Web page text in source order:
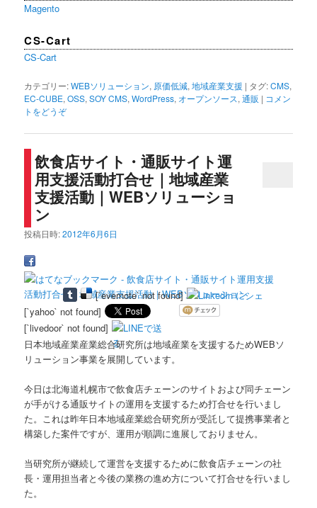
Magento
CS-Cart
CS-Cart
カテゴリー:WEBソリューション, 原価低減,地域産業支援 | タグ:CMS,
EC-CUBE,OSS,SOY CMS,WordPress, オープンソース,通販 | コメン
トをどうぞ
飲食店サイト・通販サイト運
用支援活動打合せ｜地域産業
支援活動｜WEBソリューショ
ン
投稿日時:2012年6月6日
[`evernote` not found]
[`yahoo` not found]
[`livedoor` not found]
日本地域産業産業総合研究所は地域産業を支援するためWEBソ
リューション事業を展開しています。
今日は北海道札幌市で飲食店チェーンのサイトおよび同チェーン
が手がける通販サイトの運用を支援するため打合せを行いまし
た。これは昨年日本地域産業総合研究所が受託して提携事業者と
構築した案件ですが、運用が順調に進展しておりません。
当研究所が継続して運営を支援するために飲食店チェーンの社
長・運用担当者と今後の業務の進め方について打合せを行いまし
た。